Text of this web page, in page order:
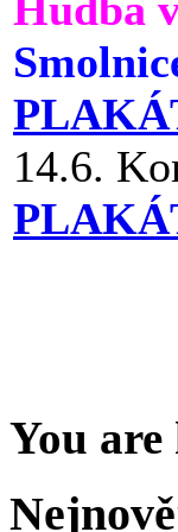
14.6.
You are